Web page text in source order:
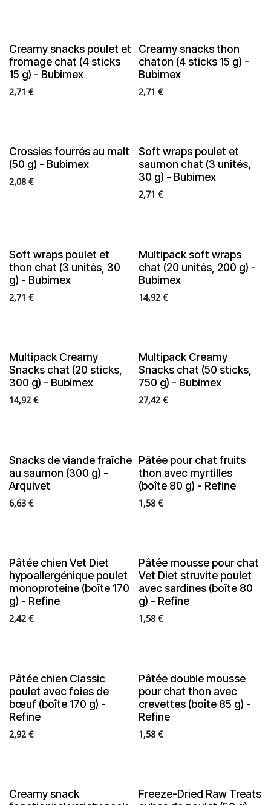
NEW
Creamy snacks poulet et
fromage chat (4 sticks
15 g) - Bubimex
2,71 €
NEW
Creamy snacks thon
chaton (4 sticks 15 g) -
Bubimex
2,71 €
NEW
Crossies fourrés au malt
(50 g) - Bubimex
2,08 €
NEW
Soft wraps poulet et
saumon chat (3 unités,
30 g) - Bubimex
2,71 €
NEW
Soft wraps poulet et
thon chat (3 unités, 30
g) - Bubimex
2,71 €
NEW
Multipack soft wraps
chat (20 unités, 200 g) -
Bubimex
14,92€
NEW
Multipack Creamy
Snacks chat (20 sticks,
300 g) - Bubimex
14,92 €
NEW
Multipack Creamy
Snacks chat (50 sticks,
750 g) - Bubimex
27,42€
NEW
Snacks de viande fraîche
au saumon (300 g) -
Arquivet
6,63 €
NEW
Pâtée pour chat fruits
thon avec myrtilles
(boîte 80 g) - Refine
1,58€
NEW
Pâtée chien Vet Diet
hypoallergénique poulet
monoproteine (boîte 170
g) - Refine
2,42 €
NEW
Pâtée mousse pour chat
Vet Diet struvite poulet
avec sardines (boîte 80
g) - Refine
1,58€
NEW
Pâtée chien Classic
poulet avec foies de
bœuf (boîte 170 g) -
Refine
2,92 €
NEW
Pâtée double mousse
pour chat thon avec
crevettes (boîte 85 g) -
Refine
1,58€
NEW
Creamy snack
NEW
Freeze-Dried Raw Treats